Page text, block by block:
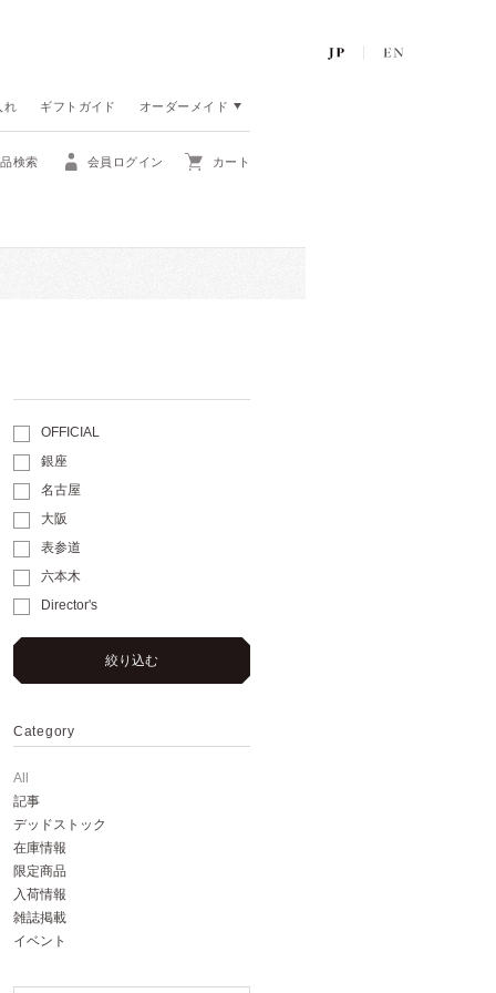
れ ギフトガイド オーダーメイド
検索 会員ログイン カート
OFFICIAL
銀座
名古屋
大阪
表参道
六本木
Director's
絞り込む
Category
All
記事
デッドストック
在庫情報
限定商品
入荷情報
雑誌掲載
イベント